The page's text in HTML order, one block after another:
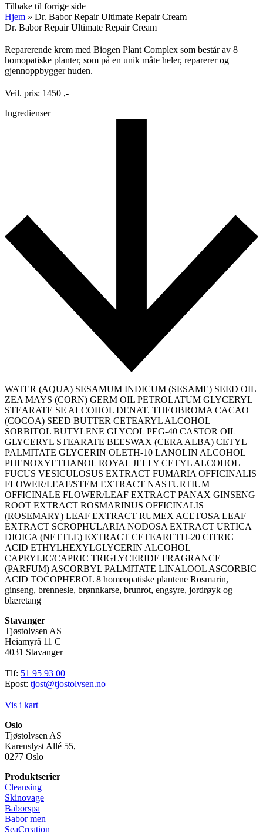
Tilbake til forrige side
Hjem » Dr. Babor Repair Ultimate Repair Cream
Dr. Babor Repair Ultimate Repair Cream
Reparerende krem med Biogen Plant Complex som består av 8
homopatiske planter, som på en unik måte heler, reparerer og
gjennoppbygger huden.
Veil. pris: 1450 ,-
Ingredienser
WATER (AQUA) SESAMUM INDICUM (SESAME) SEED OIL
ZEA MAYS (CORN) GERM OIL PETROLATUM GLYCERYL
STEARATE SE ALCOHOL DENAT. THEOBROMA CACAO
(COCOA) SEED BUTTER CETEARYL ALCOHOL
SORBITOL BUTYLENE GLYCOL PEG-40 CASTOR OIL
GLYCERYL STEARATE BEESWAX (CERA ALBA) CETYL
PALMITATE GLYCERIN OLETH-10 LANOLIN ALCOHOL
PHENOXYETHANOL ROYAL JELLY CETYL ALCOHOL
FUCUS VESICULOSUS EXTRACT FUMARIA OFFICINALIS
FLOWER/LEAF/STEM EXTRACT NASTURTIUM
OFFICINALE FLOWER/LEAF EXTRACT PANAX GINSENG
ROOT EXTRACT ROSMARINUS OFFICINALIS
(ROSEMARY) LEAF EXTRACT RUMEX ACETOSA LEAF
EXTRACT SCROPHULARIA NODOSA EXTRACT URTICA
DIOICA (NETTLE) EXTRACT CETEARETH-20 CITRIC
ACID ETHYLHEXYLGLYCERIN ALCOHOL
CAPRYLIC/CAPRIC TRIGLYCERIDE FRAGRANCE
(PARFUM) ASCORBYL PALMITATE LINALOOL ASCORBIC
ACID TOCOPHEROL 8 homeopatiske plantene Rosmarin,
ginseng, brennesle, brønnkarse, brunrot, engsyre, jordrøyk og
blæretang
Stavanger
Tjøstolvsen AS
Heiamyrå 11 C
4031 Stavanger
Tlf: 51 95 93 00
Epost: tjost@tjostolvsen.no
Vis i kart
Oslo
Tjøstolvsen AS
Karenslyst Allé 55,
0277 Oslo
Produktserier
Cleansing
Skinovage
Baborspa
Babor men
SeaCreation